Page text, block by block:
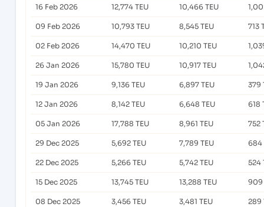
16 Feb 2026 12,774 TEU 10,466 TEU
09 Feb 2026 10,793 TEU 8,545 TEU 713
02 Feb 2026 14,470 TEU 10,210 TEU
26 Jan 2026 15,780 TEU 10,917 TEU
19 Jan 2026 9,136 TEU 6,897 TEU 379
12 Jan 2026 8,142 TEU 6,648 TEU 618
05 Jan 2026 17,788 TEU 8,961 TEU 752
29 Dec 2025 5,692 TEU 7,789 TEU 684
22 Dec 2025 5,266 TEU 5,742 TEU 524
15 Dec 2025 13,745 TEU 13,288 TEU 909
08 Dec 2025 3,456 TEU 3,481 TEU 289